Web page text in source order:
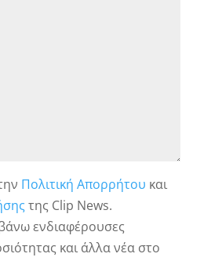
Πολιτική Απορρήτου και
της Clip News.
ενδιαφέρουσες
και άλλα νέα στο